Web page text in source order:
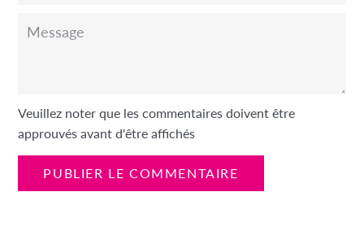
Message
Veuillez noter que les commentaires doivent être
approuvés avant d'être affichés